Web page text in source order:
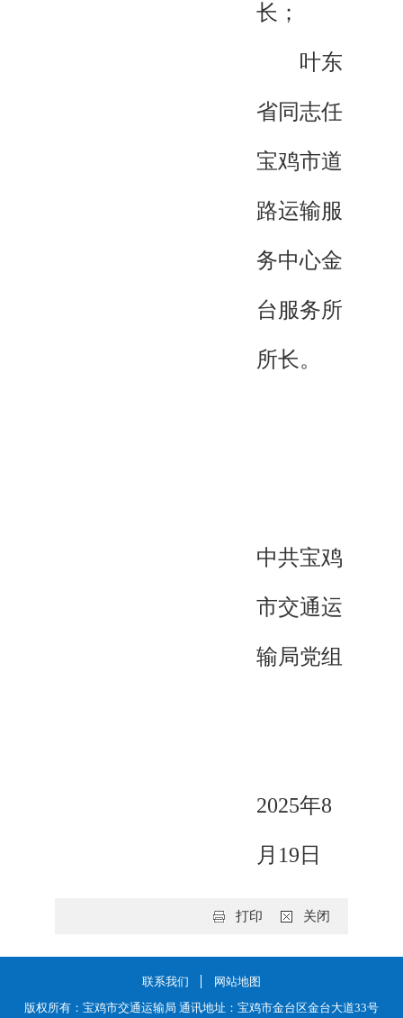
长；
叶东
省同志任
宝鸡市道
路运输服
务中心金
台服务所
所长。
中共宝鸡
市交通运
输局党组
2025年8
月19日
关闭
打印
联系我们
网站地图
版权所有：宝鸡市交通运输局 通讯地址：宝鸡市金台区金台大道33号